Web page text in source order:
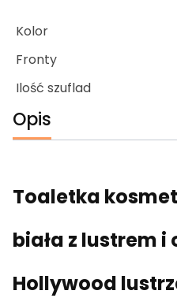
Kolor
Fronty
Ilość szuflad
Opis
Toaletka
biała z lustrem
Hollywood